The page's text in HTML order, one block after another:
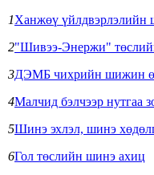
1Ханжөү үйлдвэрлэлийн
2"Шивээ-Энержи"
3ДЭМБ чихрийн шижин
4Малчид бэлчээр нутгаа
5Шинэ эхлэл, шинэ
6Гол төслийн шинэ ахиц